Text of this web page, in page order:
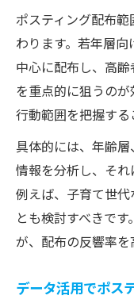
ポスティング配布
わります。若年層
中心に配布し、高
を重点的に狙うの
行動範囲を把握する
具体的には、年齢
情報を分析し、それ
例えば、子育て世
とも検討すべきで
が、配布の反響率を
データ活用でポス